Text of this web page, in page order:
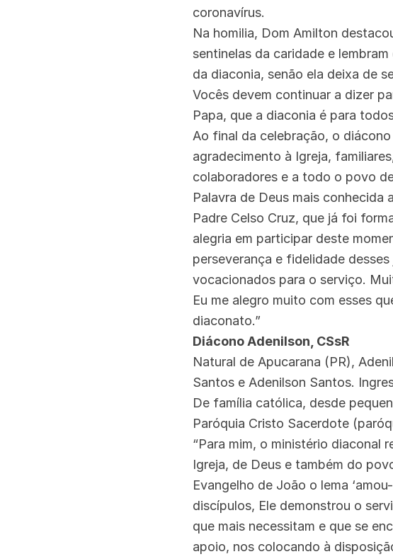
coronavírus.
Na homilia, Dom Amilton
sentinelas da caridade e
da diaconia, senão ela deixa de
Vocês devem continuar a dizer
Papa, que a diaconia é para
Ao final da celebração, o
agradecimento à Igreja,
colaboradores e a todo o povo
Palavra de Deus mais conhecida
Padre Celso Cruz, que já foi
alegria em participar deste
perseverança e fidelidade
vocacionados para o serviço.
Eu me alegro muito com esses
diaconato.”
Diácono Adenilson, CSsR
Natural de Apucarana (PR),
Santos e Adenilson Santos.
De família católica, desde
Paróquia Cristo Sacerdote
“Para mim, o ministério diaconal
Igreja, de Deus e também do
Evangelho de João o lema
discípulos, Ele demonstrou o
que mais necessitam e que se
apoio, nos colocando à